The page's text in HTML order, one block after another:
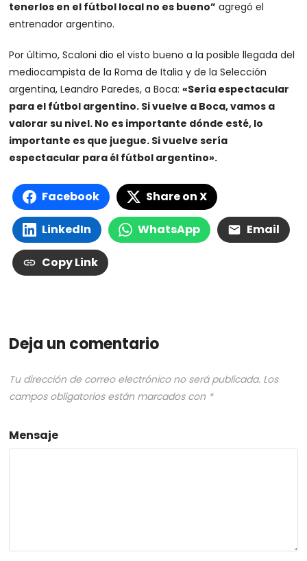
tenerlos en el fútbol local no es bueno” agregó el
entrenador argentino.
Por último, Scaloni dio el visto bueno a la posible llegada del
mediocampista de la Roma de Italia y de la Selección
argentina, Leandro Paredes, a Boca:«Sería espectacular
para el fútbol argentino. Si vuelve a Boca, vamos a
valorar su nivel. No es importante dónde esté, lo
importante es que juegue. Si vuelve sería
espectacular para él fútbol argentino».
Facebook Share on X
LinkedIn WhatsApp Email
Copy Link
Deja un comentario
Tu dirección de correo electrónico no será publicada. Los
campos obligatorios están marcados con *
Mensaje